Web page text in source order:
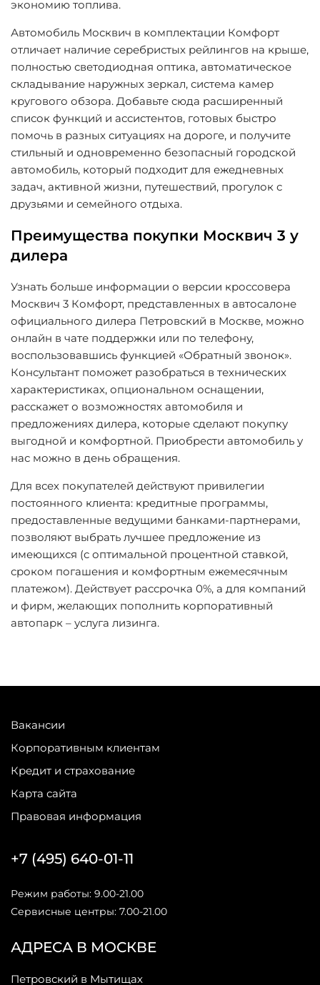
экономию топлива.
Автомобиль Москвич в комплектации Комфорт
отличает наличие серебристых рейлингов на крыше,
полностью светодиодная оптика, автоматическое
складывание наружных зеркал, система камер
кругового обзора. Добавьте сюда расширенный
список функций и ассистентов, готовых быстро
помочь в разных ситуациях на дороге, и получите
стильный и одновременно безопасный городской
автомобиль, который подходит для ежедневных
задач, активной жизни, путешествий, прогулок с
друзьями и семейного отдыха.
Преимущества покупки Москвич 3 у
дилера
Узнать больше информации о версии кроссовера
Москвич 3 Комфорт, представленных в автосалоне
официального дилера Петровский в Москве, можно
онлайн в чате поддержки или по телефону,
воспользовавшись функцией «Обратный звонок».
Консультант поможет разобраться в технических
характеристиках, опциональном оснащении,
расскажет о возможностях автомобиля и
предложениях дилера, которые сделают покупку
выгодной и комфортной. Приобрести автомобиль у
нас можно в день обращения.
Для всех покупателей действуют привилегии
постоянного клиента: кредитные программы,
предоставленные ведущими банками-партнерами,
позволяют выбрать лучшее предложение из
имеющихся (с оптимальной процентной ставкой,
сроком погашения и комфортным ежемесячным
платежом). Действует рассрочка 0%, а для компаний
и фирм, желающих пополнить корпоративный
автопарк – услуга лизинга.
Вакансии
Корпоративным клиентам
Кредит и страхование
Карта сайта
Правовая информация
АДРЕСА В МОСКВЕ
Петровский в Мытищах
+7 (495) 640-01-11
Режим работы: 9.00-21.00
Сервисные центры: 7.00-21.00